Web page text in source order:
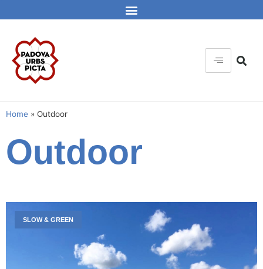
Home » Outdoor
Outdoor
SLOW & GREEN